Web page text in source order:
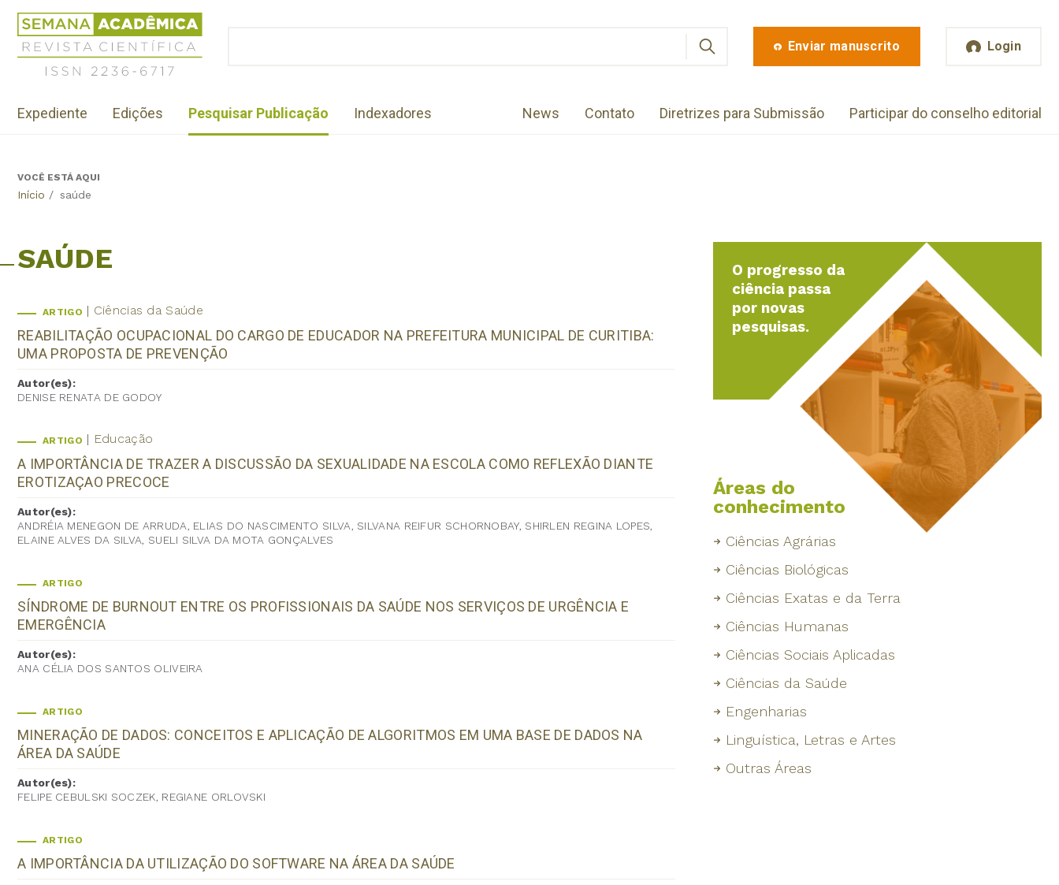
Jump
navigation
Revista
Científica
Semana
Acadêmica
2236-
Enviar manuscrito Login
Menu
institutional
Expediente Edições Pesquisar Publicação Indexadores News Contato Diretrizes para Submissão Participar do conselho editorial
BackVOCÊ ESTÁ AQUI
Início / saúde
SAÚDE
ARTIGO Ciências da Saúde
REABILITAÇÃO OCUPACIONAL DO CARGO DE EDUCADOR NA PREFEITURA MUNICIPAL DE CURITIBA:
UMA PROPOSTA DE PREVENÇÃO
Autor(es):
DENISE RENATA DE GODOY
ARTIGO Educação
A IMPORTÂNCIA DE TRAZER A DISCUSSÃO DA SEXUALIDADE NA ESCOLA COMO REFLEXÃO DIANTE
EROTIZAÇAO PRECOCE
Autor(es):
ANDRÉIA MENEGON DE ARRUDA, ELIAS DO NASCIMENTO SILVA, SILVANA REIFUR SCHORNOBAY, SHIRLEN REGINA LOPES,
ELAINE ALVES DA SILVA, SUELI SILVA DA MOTA GONÇALVES
ARTIGO
SÍNDROME DE BURNOUT ENTRE OS PROFISSIONAIS DA SAÚDE NOS SERVIÇOS DE URGÊNCIA E
EMERGÊNCIA
Autor(es):
ANA CÉLIA DOS SANTOS OLIVEIRA
ARTIGO
MINERAÇÃO DE DADOS: CONCEITOS E APLICAÇÃO DE ALGORITMOS EM UMA BASE DE DADOS NA
ÁREA DA SAÚDE
Autor(es):
FELIPE CEBULSKI SOCZEK, REGIANE ORLOVSKI
ARTIGO
A IMPORTÂNCIA DA UTILIZAÇÃO DO SOFTWARE NA ÁREA DA SAÚDE
O progresso da
ciência passa
por novas
pesquisas.
Áreas do
conhecimento
Ciências Agrárias
Ciências Biológicas
Ciências Exatas e da Terra
Ciências Humanas
Ciências Sociais Aplicadas
Ciências da Saúde
Engenharias
Linguística, Letras e Artes
Outras Áreas